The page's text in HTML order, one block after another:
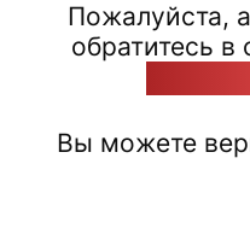
Пожалуйста,
обратитесь
Вы можете